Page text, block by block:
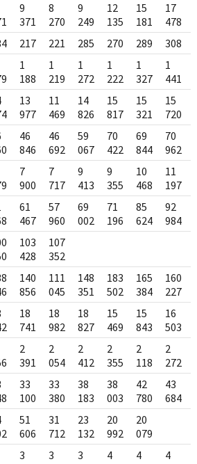
9
371
8
270
9
249
12
135
15
181
17
478
217 221 285 270 289 308
1
188
1
219
1
272
1
222
1
327
1
441
13
977
11
469
14
826
15
817
15
321
15
720
46
846
46
692
59
067
70
422
69
844
70
962
7
900
7
717
9
413
9
355
10
468
11
197
61
467
57
960
69
002
71
196
85
624
92
984
103
428
107
352
140
856
111
045
148
351
183
502
165
384
160
227
18
741
18
982
18
827
15
469
15
843
16
503
2
391
2
054
2
412
2
355
2
118
2
272
33
100
33
380
38
183
38
003
42
780
43
684
51
606
31
712
23
132
20
992
20
079
3
3
3
4
4
4